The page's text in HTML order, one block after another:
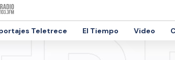
Teletrece El Tiempo Video